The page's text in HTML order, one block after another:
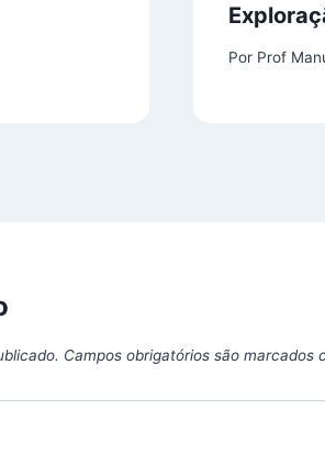
Por Prof
Campos obrigatórios são marcados